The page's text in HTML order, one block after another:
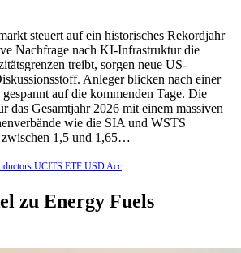
steuert auf ein historisches Rekordjahr
Nachfrage nach KI-Infrastruktur die
treibt, sorgen neue US-
Anleger blicken nach einer
auf die kommenden Tage. Die
das Gesamtjahr 2026 mit einem massiven
wie die SIA und WSTS
zwischen 1,5 und 1,65…
UCITS ETF USD Acc
zu Energy Fuels